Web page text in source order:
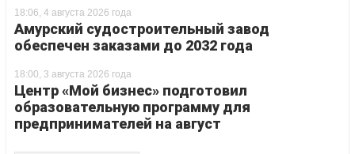
18:06, 4 августа 2026 года
Амурский судостроительный завод
обеспечен заказами до 2032 года
18:00, 3 августа 2026 года
Центр «Мой бизнес» подготовил
образовательную программу для
предпринимателей на август